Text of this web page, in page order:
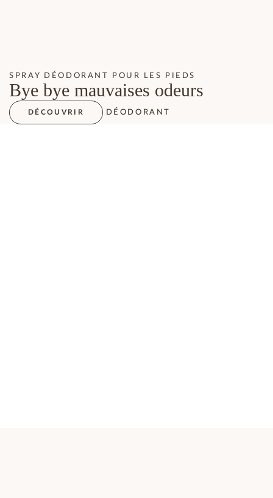
SPRAY DÉODORANT POUR LES PIEDS
Bye bye mauvaises odeurs
DÉCOUVRIR DÉODORANT